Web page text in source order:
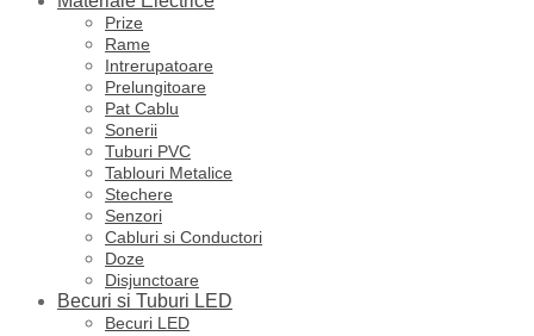
Prize
Rame
Intrerupatoare
Prelungitoare
Pat Cablu
Sonerii
Tuburi PVC
Tablouri Metalice
Stechere
Senzori
Cabluri si Conductori
Doze
Disjunctoare
Becuri si Tuburi LED
Becuri LED